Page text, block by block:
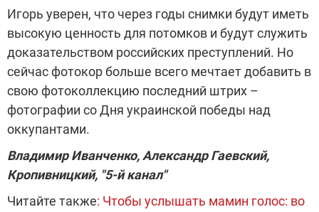
Игорь уверен, что через годы снимки будут иметь
высокую ценность для потомков и будут служить
доказательством российских преступлений. Но
сейчас фотокор больше всего мечтает добавить в
свою фотоколлекцию последний штрих –
фотографии со Дня украинской победы над
оккупантами.
Владимир Иванченко, Александр Гаевский,
Кропивницкий, "5-й канал"
Читайте также: Чтобы услышать мамин голос: во